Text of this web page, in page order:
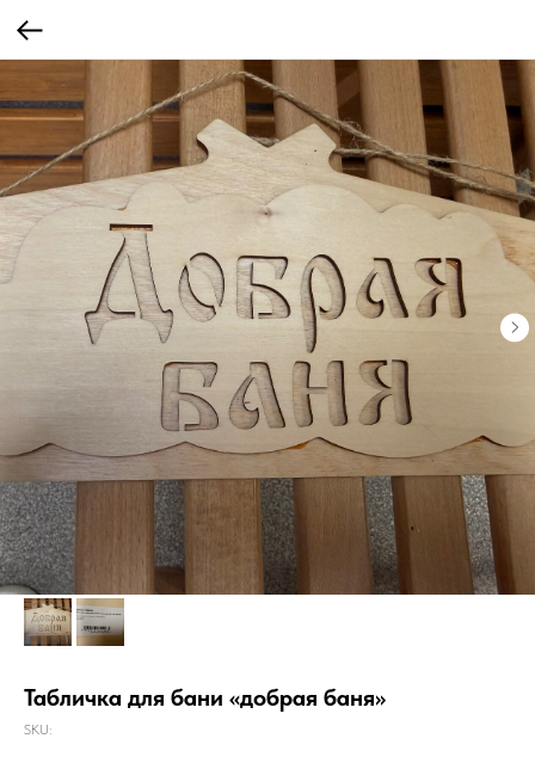
Табличка для бани «добрая баня»
SKU: